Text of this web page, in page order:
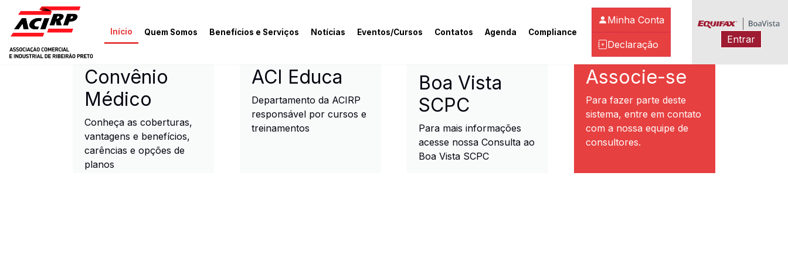
Pular para o conteúdo principal
Início Quem Somos Benefícios e Serviços Notícias Eventos/Cursos Contatos Agenda Compliance
Minha Conta
Declaração Entrar
ACIRP - Associação Comercial e Industrial de Ribeirão Preto
Convênio
Médico
Conheça as coberturas,
vantagens e benefícios,
carências e opções de
planos
ACI Educa
Departamento da ACIRP
responsável por cursos e
treinamentos
Boa Vista
SCPC
Para mais informações
acesse nossa Consulta ao
Boa Vista SCPC
Associe-se
Para fazer parte deste
sistema, entre em contato
com a nossa equipe de
consultores.